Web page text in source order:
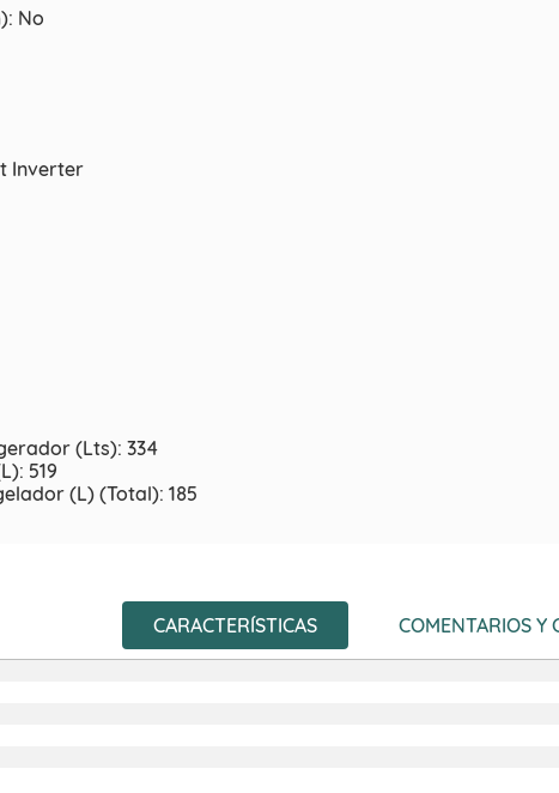
No
Inverter
(Lts): 334
519
(L) (Total): 185
CARACTERÍSTICAS
COMENTARIOS Y